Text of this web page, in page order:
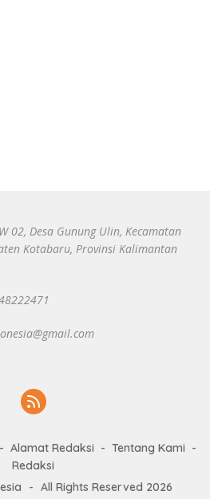
02, Desa Gunung Ulin, Kecamatan
Kotabaru, Provinsi Kalimantan
Alamat Redaksi
Tentang Kami
Redaksi
- All Rights Reserved 2026